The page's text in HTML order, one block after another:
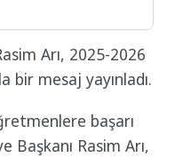
Arı, 2025-2026
bir mesaj yayınladı.
başarı
Başkanı Rasim Arı,